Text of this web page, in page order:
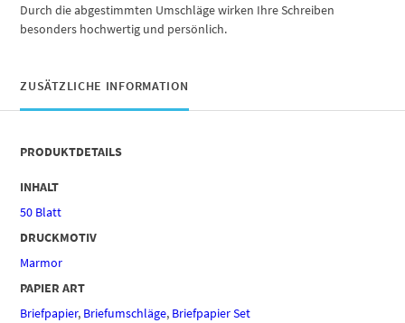
Durch die abgestimmten Umschläge wirken Ihre Schreiben
besonders hochwertig und persönlich.
ZUSÄTZLICHE INFORMATION
PRODUKTDETAILS
INHALT
50 Blatt
DRUCKMOTIV
Marmor
PAPIER ART
Briefpapier, Briefumschläge, Briefpapier Set